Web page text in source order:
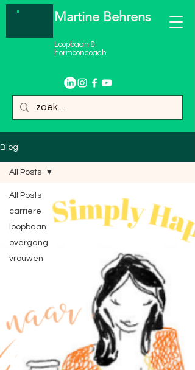
Martine Behrens
Loopbaan &
hormooncoach
Blog
All Posts
carriere
loopbaan
overgang
vrouwen
All Posts